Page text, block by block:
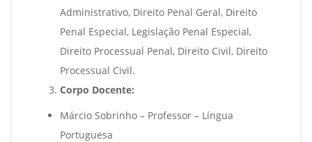
Administrativo, Direito Penal Geral, Direito
Penal Especial, Legislação Penal Especial,
Direito Processual Penal, Direito Civil, Direito
Processual Civil.
Corpo Docente:
Márcio Sobrinho – Professor – Língua
Portuguesa